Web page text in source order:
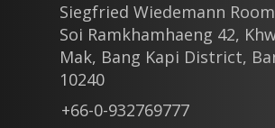
Siegfried Wiedemann
Soi Ramkhamhaeng 42,
Mak, Bang Kapi District,
10240
+66-0-932769777